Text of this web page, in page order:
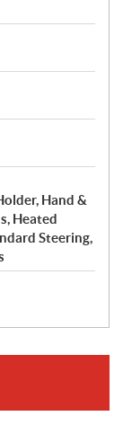
Hand &
Heated
Steering,